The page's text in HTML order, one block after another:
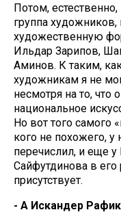
Потом,
группа
художественную
Ильдар Зарипов,
Аминов. К таким,
художникам я не
несмотря на то,
национальное
Но вот того самого
кого не похожего, у
перечислил, и еще у
Сайфутдинова в его
присутствует.
- А Искандер